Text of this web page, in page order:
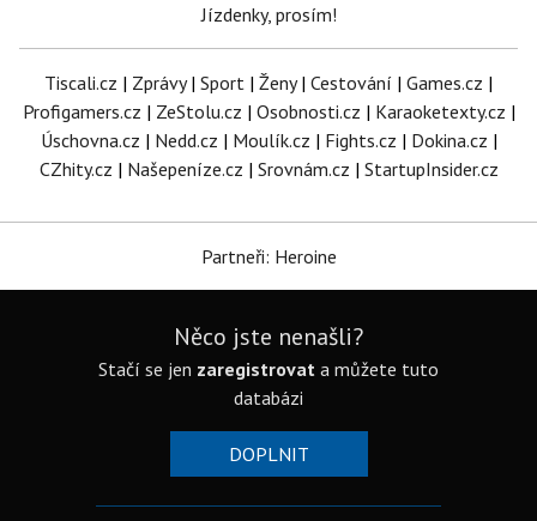
Jízdenky, prosím!
Tiscali.cz | Zprávy| Sport | Ženy| Cestování | Games.cz |
Profigamers.cz | ZeStolu.cz | Osobnosti.cz | Karaoketexty.cz |
Úschovna.cz | Nedd.cz | Moulík.cz | Fights.cz | Dokina.cz |
CZhity.cz | Našepeníze.cz | Srovnám.cz | StartupInsider.cz
Partneři: Heroine
Něco jste nenašli?
Stačí se jen zaregistrovat a můžete tuto
databázi
DOPLNIT